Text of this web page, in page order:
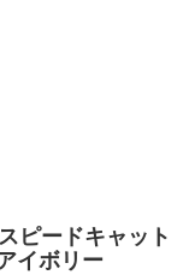
ピードキャット
イボリー